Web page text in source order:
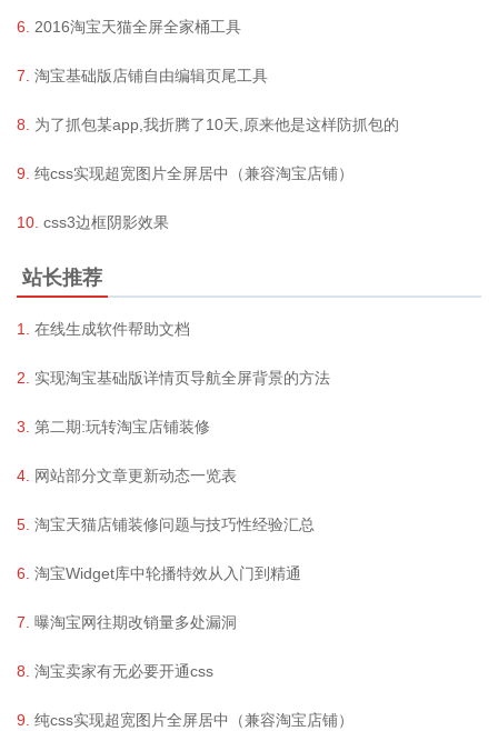
2016淘宝天猫全屏全家桶工具
淘宝基础版店铺自由编辑页尾工具
为了抓包某app,我折腾了10天,原来他是这样防抓包的
纯css实现超宽图片全屏居中（兼容淘宝店铺）
css3边框阴影效果
站长推荐
在线生成软件帮助文档
实现淘宝基础版详情页导航全屏背景的方法
第二期:玩转淘宝店铺装修
网站部分文章更新动态一览表
淘宝天猫店铺装修问题与技巧性经验汇总
淘宝Widget库中轮播特效从入门到精通
曝淘宝网往期改销量多处漏洞
淘宝卖家有无必要开通css
纯css实现超宽图片全屏居中（兼容淘宝店铺）